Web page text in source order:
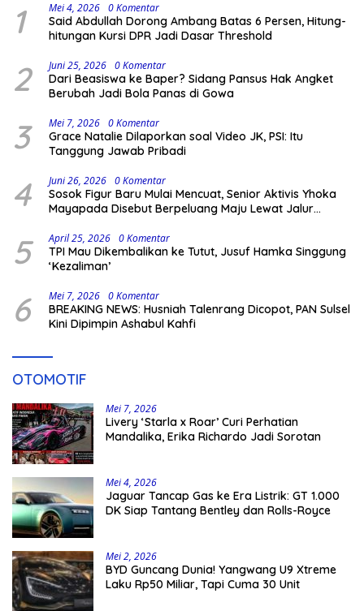
1 Mei 4, 2026 0 Komentar
Said Abdullah Dorong Ambang Batas 6 Persen, Hitung-
hitungan Kursi DPR Jadi Dasar Threshold
2 Juni 25, 2026 0 Komentar
Dari Beasiswa ke Baper? Sidang Pansus Hak Angket
Berubah Jadi Bola Panas di Gowa
3 Mei 7, 2026 0 Komentar
Grace Natalie Dilaporkan soal Video JK, PSI: Itu
Tanggung Jawab Pribadi
4 Juni 26, 2026 0 Komentar
Sosok Figur Baru Mulai Mencuat, Senior Aktivis Yhoka
Mayapada Disebut Berpeluang Maju Lewat Jalur
5 April 25, 2026 0 Komentar
TPI Mau Dikembalikan ke Tutut, Jusuf Hamka Singgung
‘Kezaliman’
6 Mei 7, 2026 0 Komentar
BREAKING NEWS: Husniah Talenrang Dicopot, PAN Sulsel
Kini Dipimpin Ashabul Kahfi
OTOMOTIF
Mei 7, 2026
Livery ‘Starla x Roar’ Curi Perhatian
Mandalika, Erika Richardo Jadi Sorotan
Mei 4, 2026
Jaguar Tancap Gas ke Era Listrik: GT 1.000
DK Siap Tantang Bentley dan Rolls-Royce
Mei 2, 2026
BYD Guncang Dunia! Yangwang U9 Xtreme
Laku Rp50 Miliar, Tapi Cuma 30 Unit